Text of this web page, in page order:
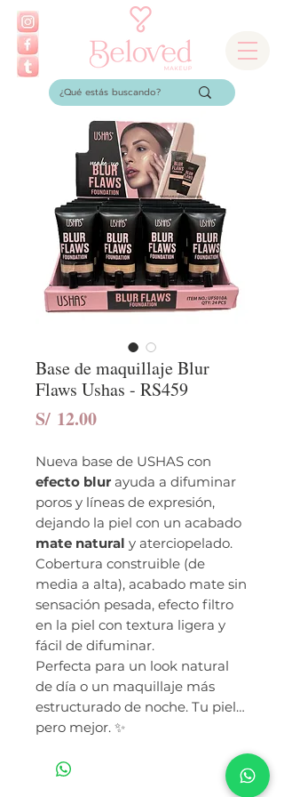
Base de maquillaje Blur
Flaws Ushas - RS459
S/ 12.00Precio
Nueva base de USHAS con
efecto blur ayuda a difuminar
poros y líneas de expresión,
dejando la piel con un acabado
mate natural y aterciopelado.
Cobertura construible (de
media a alta), acabado mate sin
sensación pesada, efecto filtro
en la piel con textura ligera y
fácil de difuminar.
Perfecta para un look natural
de día o un maquillaje más
estructurado de noche. Tu piel…
pero mejor. ✨